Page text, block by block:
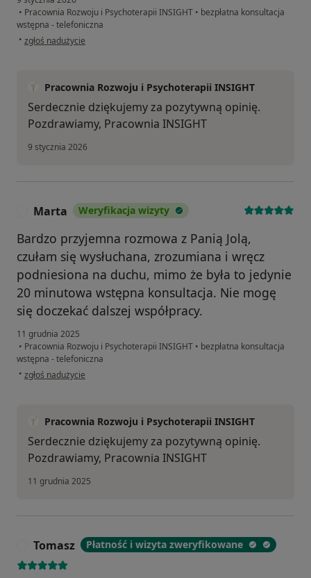
• Pracownia Rozwoju i Psychoterapii INSIGHT • bezpłatna konsultacja
wstępna - telefoniczna
• w opinii użytkownika Mb
zgłoś nadużycie
Pracownia Rozwoju i Psychoterapii INSIGHT
Serdecznie dziękujemy za pozytywną opinię.
Pozdrawiamy, Pracownia INSIGHT
9 stycznia 2026
Marta Weryfikacja wizyty
Bardzo przyjemna rozmowa z Panią Jolą,
czułam się wysłuchana, zrozumiana i wręcz
podniesiona na duchu, mimo że była to jedynie
20 minutowa wstępna konsultacja. Nie mogę
się doczekać dalszej współpracy.
11 grudnia 2025
• Pracownia Rozwoju i Psychoterapii INSIGHT • bezpłatna konsultacja
wstępna - telefoniczna
• w opinii użytkownika Marta
zgłoś nadużycie
Pracownia Rozwoju i Psychoterapii INSIGHT
Serdecznie dziękujemy za pozytywną opinię.
Pozdrawiamy, Pracownia INSIGHT
11 grudnia 2025
Tomasz Płatność i wizyta zweryfikowane